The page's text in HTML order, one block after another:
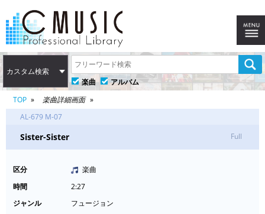
カスタム検索
楽曲
アルバム
TOP
楽曲詳細画面
AL-679 M-07
Sister-Sister Full
区分
楽曲
時間
2:27
ジャンル
フュージョン